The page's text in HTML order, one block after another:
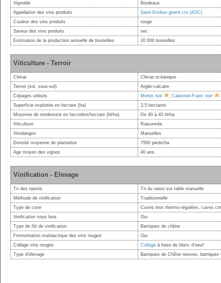
Vignoble
Bordeaux
Appellation des vins produits
Saint-Emilion grand cru (AOC)
Couleur des vins produits
rouge
Saveur des vins produits
sec
Estimation de la production annuelle de bouteilles
20 000 bouteilles
Viticulture - Terroir
Climat
Climat océanique
Terroir (sol, sous-sol)
Argile-calcaire
Cépages utilisés
Merlot noir , Cabernet-Franc noir
Superficie exploitée en hectare (ha)
3,5 hectares
Moyenne de rendement en hectolitre/hectare (hl/ha)
De 40 à 45 hl/ha
Viticulture
Raisonnée
Vendanges
Manuelles
Densité moyenne de plantation
7500 pieds/ha
Age moyen des vignes
40 ans
Vinification - Elevage
Tri des raisins
Tri du raisin sur table manuelle
Méthode de vinification
Traditionnelle
Type de cuve
Cuves inox thermo-régulées, cuves
Vinification sous bois
Oui
Type de fût de vinification
Barriques de chêne
Fermentation malolactique des vins rouges
Oui
Collage vins rouges
Collage à base de blanc d'oeuf
Type d'élevage
Barriques de Chêne neuves, barriques